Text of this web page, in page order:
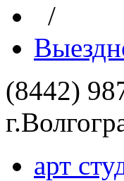
/
(8442)
арт